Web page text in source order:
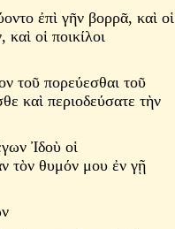
ἐπὶ γῆν βορρᾶ, καὶ οἱ
οἱ ποικίλοι
τοῦ πορεύεσθαι τοῦ
καὶ περιοδεύσατε τὴν
Ἰδοὺ οἱ
τὸν θυμόν μου ἐν γῇ